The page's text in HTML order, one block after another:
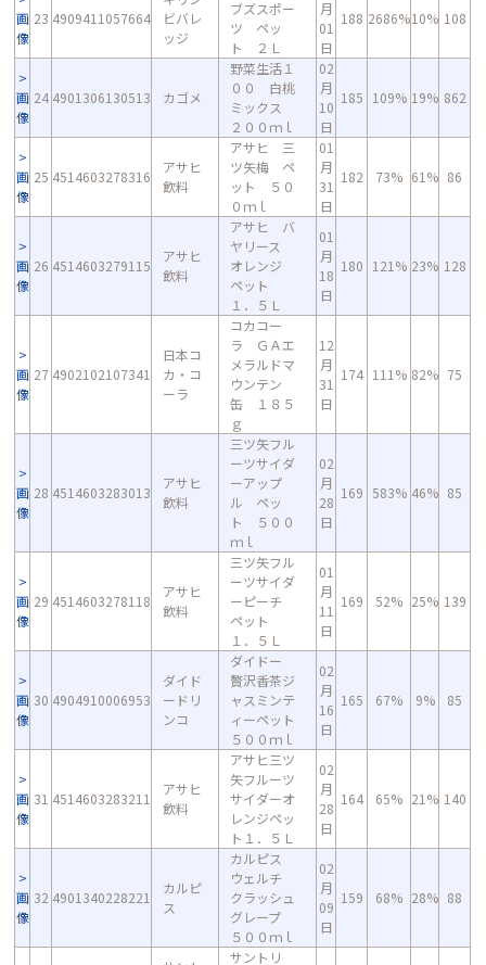
画
像
23 4909411057664
ビバレ
ッジ
ブズスポー
ツ ペッ
ト ２Ｌ
月
01
日
188 2686%10% 108
画
像
24 4901306130513 カゴメ
野菜生活１
００ 白桃
ミックス
２００ｍｌ
02
月
10
日
185 109% 19% 862
画
像
25 4514603278316
アサヒ
飲料
アサヒ 三
ツ矢梅 ペ
ット ５０
０ｍｌ
01
月
31
日
182 73% 61% 86
画
像
26 4514603279115
アサヒ
飲料
アサヒ バ
ヤリース
オレンジ
ペット
１．５Ｌ
01
月
18
日
180 121% 23% 128
画
像
27 4902102107341
日本コ
カ・コ
ーラ
コカコー
ラ ＧＡエ
メラルドマ
ウンテン
缶 １８５
ｇ
12
月
31
日
174 111% 82% 75
画
像
28 4514603283013
アサヒ
飲料
三ツ矢フル
ーツサイダ
ーアップ
ル ペッ
ト ５００
ｍｌ
02
月
28
日
169 583% 46% 85
画
像
29 4514603278118
アサヒ
飲料
三ツ矢フル
ーツサイダ
ーピーチ
ペット
１．５Ｌ
01
月
11
日
169 52% 25% 139
画
像
30 4904910006953
ダイド
ードリ
ンコ
ダイドー
贅沢香茶ジ
ャスミンテ
ィーペット
５００ｍｌ
02
月
16
日
165 67% 9% 85
画
像
31 4514603283211
アサヒ
飲料
アサヒ三ツ
矢フルーツ
サイダーオ
レンジペッ
ト１．５Ｌ
02
月
28
日
164 65% 21% 140
画
像
32 4901340228221
カルピ
ス
カルピス
ウェルチ
クラッシュ
グレープ
５００ｍｌ
02
月
09
日
159 68% 28% 88
サントリ